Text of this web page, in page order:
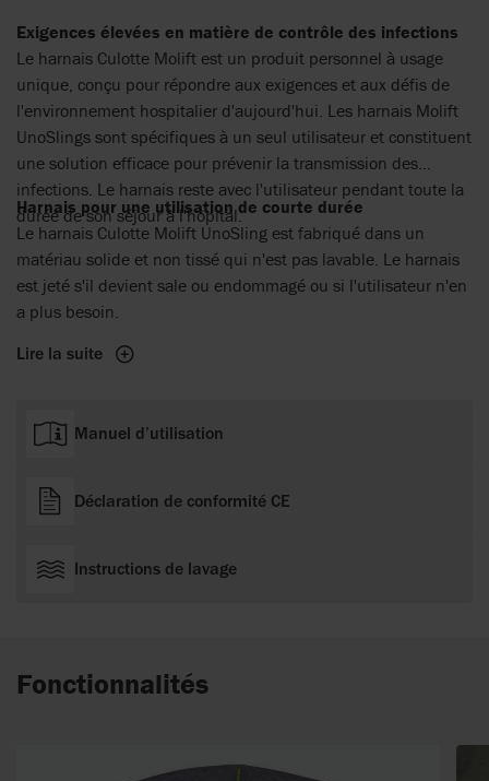
Exigences élevées en matière de contrôle des infections
Le harnais Culotte Molift est un produit personnel à usage
unique, conçu pour répondre aux exigences et aux défis de
l'environnement hospitalier d'aujourd'hui. Les harnais Molift
UnoSlings sont spécifiques à un seul utilisateur et constituent
une solution efficace pour prévenir la transmission des
infections. Le harnais reste avec l'utilisateur pendant toute la
durée de son séjour à l'hôpital.
Harnais pour une utilisation de courte durée
Le harnais Culotte Molift UnoSling est fabriqué dans un
matériau solide et non tissé qui n'est pas lavable. Le harnais
est jeté s'il devient sale ou endommagé ou si l'utilisateur n'en
a plus besoin.
Lire la suite
Manuel d’utilisation
Déclaration de conformité CE
Instructions de lavage
Fonctionnalités